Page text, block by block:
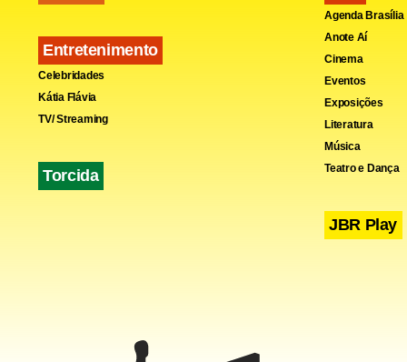
Entretenimento
Celebridades
Kátia Flávia
TV/ Streaming
Torcida
Agenda Brasília
Anote Aí
Cinema
Eventos
Exposições
Literatura
Música
Teatro e Dança
JBR Play